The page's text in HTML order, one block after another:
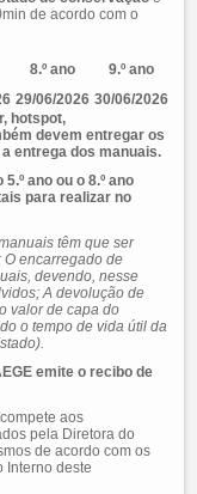
de acordo com o
8.º ano
9.º ano
29/06/2026 30/06/2026
hotspot,
devem entregar os
entrega dos manuais.
ano ou o 8.º ano
para realizar no
têm que ser
O encarregado de
devendo, nesse
A devolução de
valor de capa do
o tempo de vida útil da
emite o recibo de
aos
pela Diretora do
de acordo com os
Interno deste